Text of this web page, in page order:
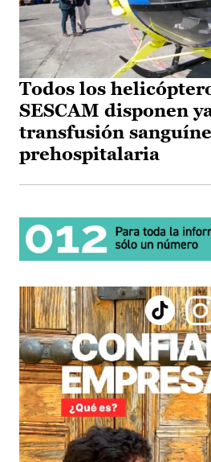
Todos los
SESCAM disponen
transfusión
prehospitalaria